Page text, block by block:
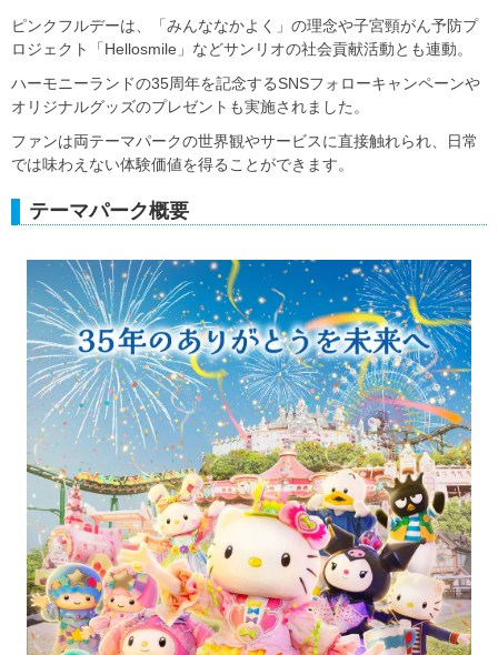
ピンクフルデーは、「みんななかよく」の理念や子宮頸がん予防プ
ロジェクト「Hellosmile」などサンリオの社会貢献活動とも連動。
ハーモニーランドの35周年を記念するSNSフォローキャンペーンや
オリジナルグッズのプレゼントも実施されました。
ファンは両テーマパークの世界観やサービスに直接触れられ、日常
では味わえない体験価値を得ることができます。
テーマパーク概要